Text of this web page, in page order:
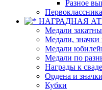
Разное
НАГРАДНАЯ
Медали
Медали,
Медали
Медали по
Награды к
Ордена и значки
Кубки